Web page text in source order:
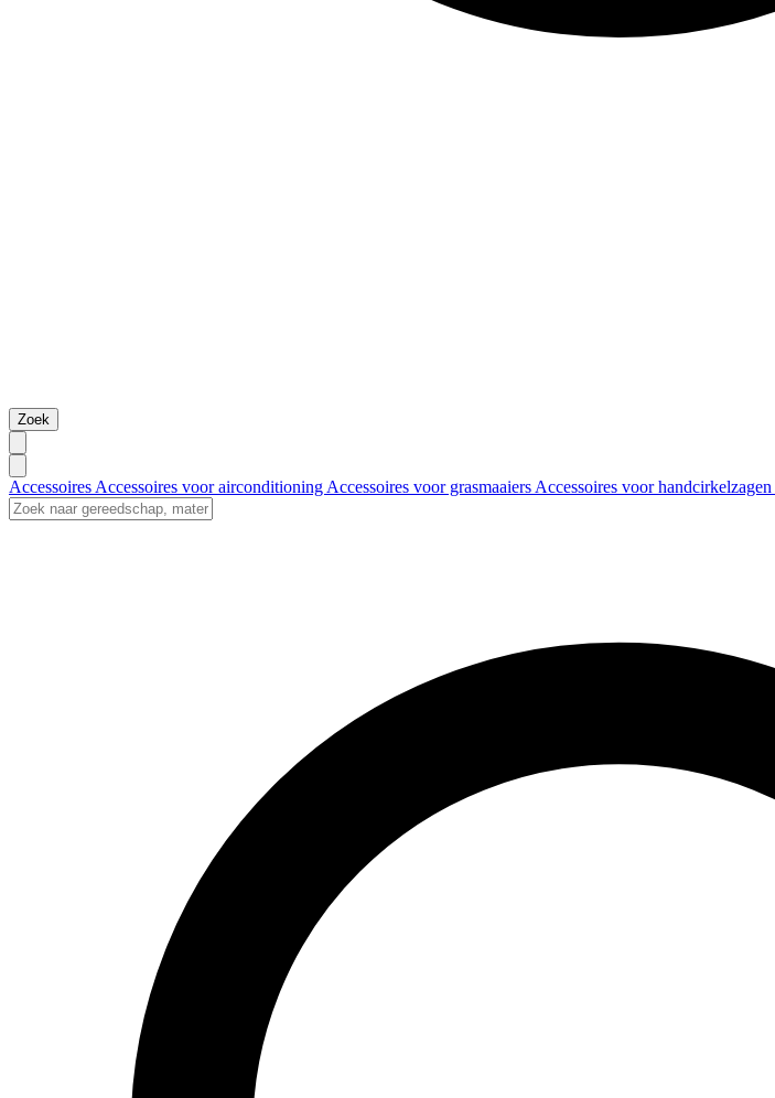
Zoek
Accessoires Accessoires voor airconditioning Accessoires voor grasmaaiers Accessoires voor handcirkelzagen